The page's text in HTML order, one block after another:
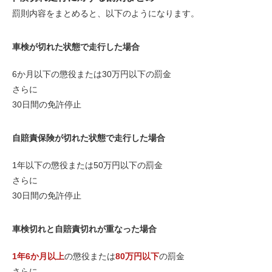
罰則内容をまとめると、以下のようになります。
車検が切れた状態で走行した場合
6か月以下の懲役または30万円以下の罰金
さらに
30日間の免許停止
自賠責保険が切れた状態で走行した場合
1年以下の懲役または50万円以下の罰金
さらに
30日間の免許停止
車検切れと自賠責切れが重なった場合
1年6か月以上の懲役または80万円以下の罰金